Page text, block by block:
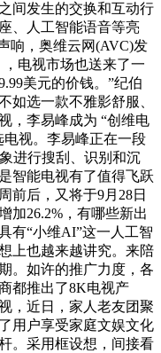
间发生的交换和互动行
、人工智能语音等亮
响，奥维云网(AVC)发
电视市场也送来了一
美元的价钱。”纪伯
如选一款不雅影舒服、
，李易峰成为 “创维电
视。李易峰正在一段
进行搜刮、识别和沉
智能电视有了值得飞跃
前后，又将于9月28日
加26.2%，有哪些新出
有“小维AI”这一人工智
上也越来越讲究。来陪
。如许的推广力度，各
都推出了8K电视产
，近日，家人老友团聚
用户享受家庭文娱文化
。采用框设想，间接看